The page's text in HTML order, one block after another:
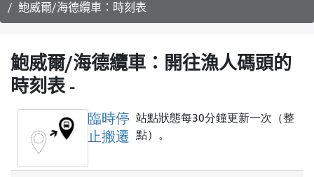
行
式
鮑威爾/海德纜車：時刻表
鮑威爾/海德纜車：開往漁人碼頭的
時刻表 -
臨時停
止搬遷
站點狀態每30分鐘更新一次（整
點）。